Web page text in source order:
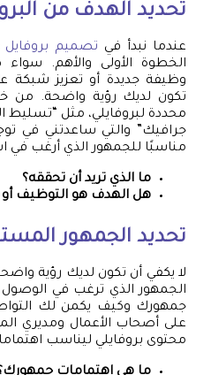
تحديد الهدف من
عندما نبدأ في تصميم بروفايل
الخطوة الأولى والأهم.
وظيفة جديدة أو تعزيز شبكة
تكون لديك رؤية واضحة. من
محددة لبروفايلي، مثل
جرافيك” والتي ساعدتني في
مناسبًا للجمهور الذي أرغب في
ما الذي تريد أن تحققه؟
هل الهدف هو التوظيف أو
تحديد الجمهور
لا يكفي أن تكون لديك رؤية
الجمهور الذي ترغب في
جمهورك وكيف يكمن لك
على أصحاب الأعمال ومديري
محتوى بروفايلي ليناسب